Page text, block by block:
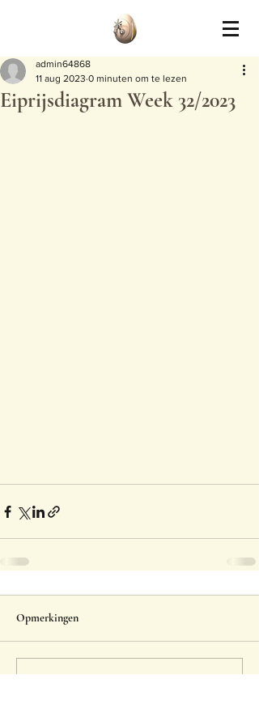
Eiprijsdiagram Week 32/2023
admin64868
11 aug 2023 0 minuten om te lezen
Opmerkingen